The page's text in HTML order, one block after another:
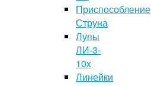
Приспособление
Струна
Лупы
ЛИ-3-
10x
Линейки